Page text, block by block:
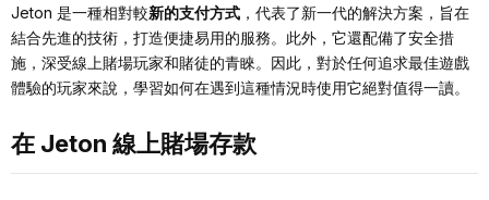
Jeton 是一種相對較新的支付方式 ，代表了新一代的解決方案，旨在
結合先進的技術，打造便捷易用的服務。此外，它還配備了安全措
施，深受線上賭場玩家和賭徒的青睞。因此，對於任何追求最佳遊戲
體驗的玩家來說，學習如何在遇到這種情況時使用它絕對值得一讀。
在 Jeton 線上賭場存款